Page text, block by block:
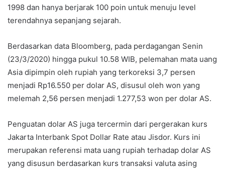
1998 dan hanya berjarak 100 poin untuk menuju level
terendahnya sepanjang sejarah.
Berdasarkan data Bloomberg, pada perdagangan Senin
(23/3/2020) hingga pukul 10.58 WIB, pelemahan mata uang
Asia dipimpin oleh rupiah yang terkoreksi 3,7 persen
menjadi Rp16.550 per dolar AS, disusul oleh won yang
melemah 2,56 persen menjadi 1.277,53 won per dolar AS.
Penguatan dolar AS juga tercermin dari pergerakan kurs
Jakarta Interbank Spot Dollar Rate atau Jisdor. Kurs ini
merupakan referensi mata uang rupiah terhadap dolar AS
yang disusun berdasarkan kurs transaksi valuta asing